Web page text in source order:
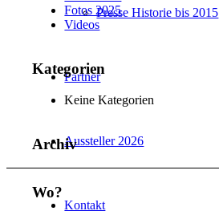
Presse Historie bis 2015
Partner
Aussteller 2026
Kontakt
Fotos 2025
Videos
Kategorien
Keine Kategorien
Archiv
Wo?